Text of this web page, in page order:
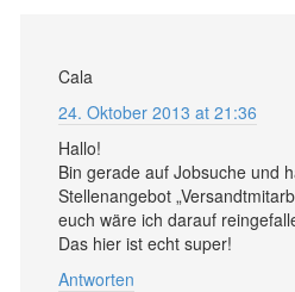
Cala
24. Oktober 2013 at 21:36
Hallo!
Bin gerade auf Jobsuche und
Stellenangebot
euch wäre ich darauf
Das hier ist echt super!
Antworten